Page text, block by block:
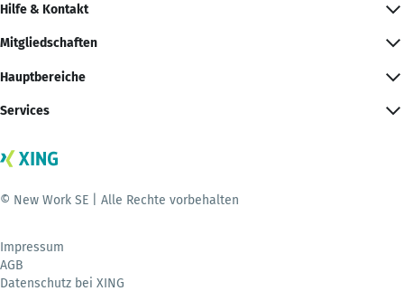
Hilfe & Kontakt
Mitgliedschaften
Hauptbereiche
Services
© New Work SE | Alle Rechte vorbehalten
Impressum
AGB
Datenschutz bei XING